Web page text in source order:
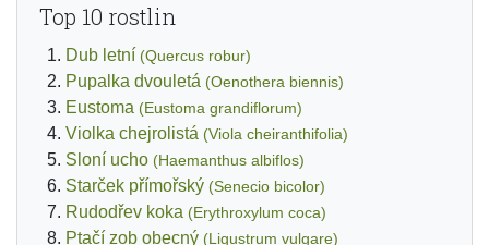
Top 10 rostlin
Dub letní (Quercus robur)
Pupalka dvouletá (Oenothera biennis)
Eustoma (Eustoma grandiflorum)
Violka chejrolistá (Viola cheiranthifolia)
Sloní ucho (Haemanthus albiflos)
Starček přímořský (Senecio bicolor)
Rudodřev koka (Erythroxylum coca)
Ptačí zob obecný (Ligustrum vulgare)